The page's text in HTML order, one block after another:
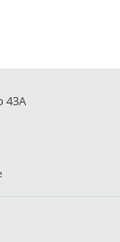
43А